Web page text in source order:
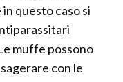
questo caso si
muffe possono
con le